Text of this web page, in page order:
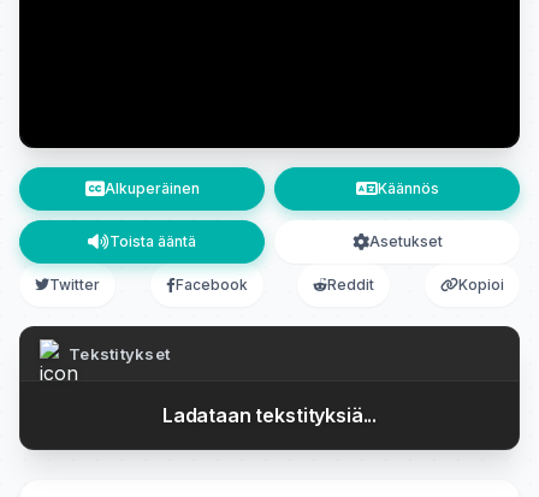
Alkuperäinen Käännös
Toista ääntä Asetukset
Twitter Facebook Reddit Kopioi
Tekstitykset
Ladataan tekstityksiä...